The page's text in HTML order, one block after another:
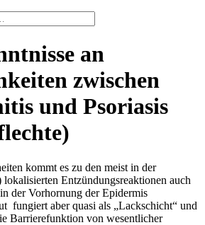
an
zwischen
und Psoriasis
kommt es zu den meist in der
Entzündungsreaktionen auch
der Vorhornung der Epidermis
fungiert aber quasi als „Lackschicht“ und
Barrierefunktion von wesentlicher